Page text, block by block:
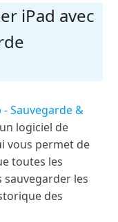
iPad avec
- Sauvegarde &
logiciel de
vous permet de
toutes les
sauvegarder les
des